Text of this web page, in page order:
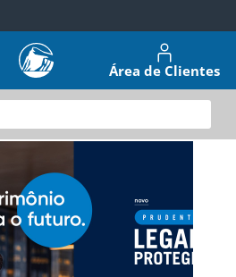
Área de Clientes